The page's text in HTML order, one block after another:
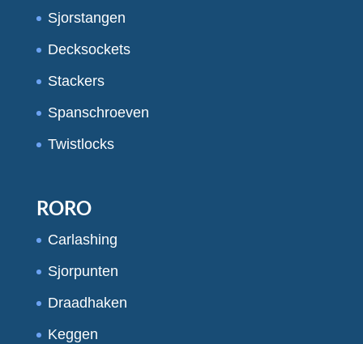
Sjorstangen
Decksockets
Stackers
Spanschroeven
Twistlocks
RORO
Carlashing
Sjorpunten
Draadhaken
Keggen